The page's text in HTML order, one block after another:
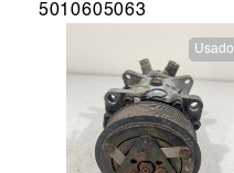
5010605063
Usado